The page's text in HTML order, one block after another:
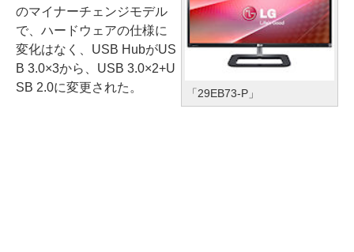
「29EB73-P」
のマイナーチェンジモデル
で、ハードウェアの仕様に
変化はなく、USB HubがUS
B 3.0×3から、USB 3.0×2+U
SB 2.0に変更された。